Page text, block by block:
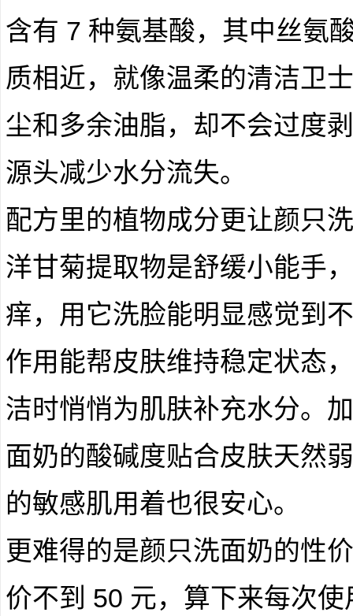
含有 7 种氨基酸，其中丝氨
质相近，就像温柔的清洁卫
尘和多余油脂，却不会过度
源头减少水分流失。
配方里的植物成分更让颜只
洋甘菊提取物是舒缓小能手
痒，用它洗脸能明显感觉到
作用能帮皮肤维持稳定状态
洁时悄悄为肌肤补充水分。
面奶的酸碱度贴合皮肤天然
的敏感肌用着也很安心。
更难得的是颜只洗面奶的性
价不到 50 元，算下来每次